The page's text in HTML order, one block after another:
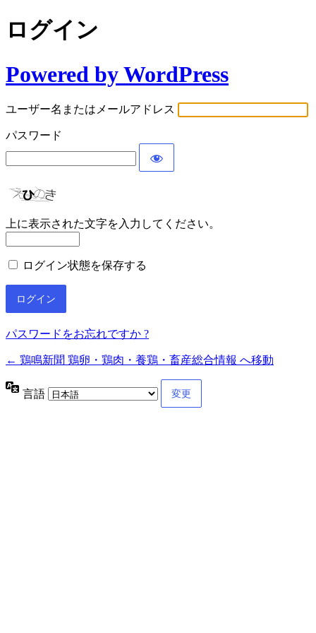
ログイン
Powered by WordPress
ユーザー名またはメールアドレス
パスワード
上に表示された文字を入力してください。
ログイン状態を保存する
パスワードをお忘れですか ?
← 鶏鳴新聞 鶏卵・鶏肉・養鶏・畜産総合情報 へ移動
言語